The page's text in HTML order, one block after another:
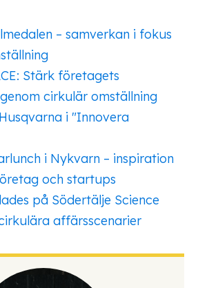
– samverkan i fokus
Stärk företagets
cirkulär omställning
i "Innovera
i Nykvarn – inspiration
och startups
på Södertälje Science
affärsscenarier